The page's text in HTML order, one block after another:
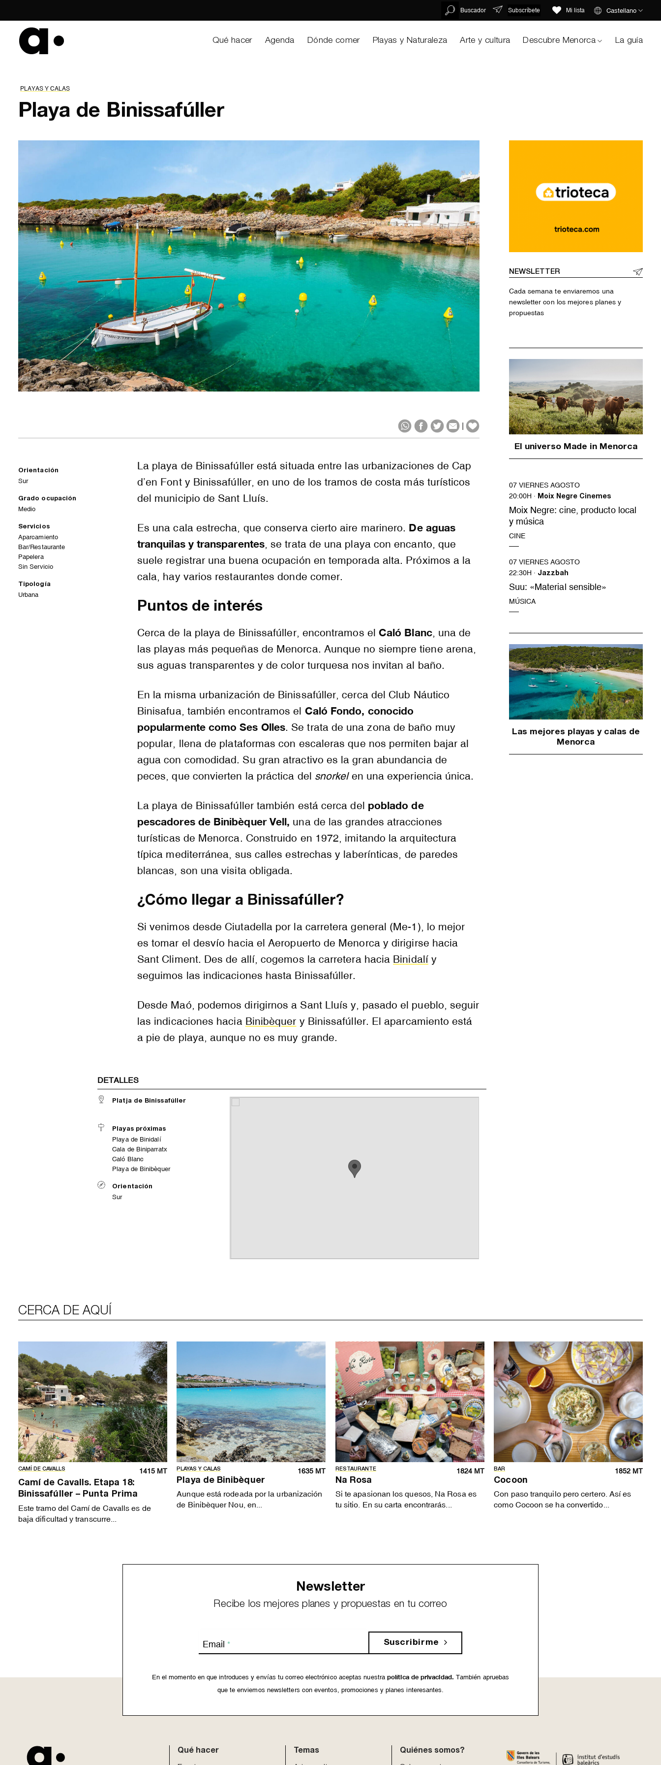
content
Buscador Subscríbete Mi lista Castellano
Qué hacer Agenda Dónde comer Playas y Naturaleza Arte y cultura Descubre Menorca La guía
PLAYAS Y CALAS
Playa de Binissafúller
|
Orientación
Sur
Grado ocupación
Medio
Servicios
Aparcamiento
Bar/Restaurante
Papelera
Sin Servicio
Tipología
Urbana
La playa de Binissafúller está situada entre las urbanizaciones de Cap
d’en Font y Binissafúller, en uno de los tramos de costa más turísticos
del municipio de Sant Lluís.
Es una cala estrecha, que conserva cierto aire marinero. De aguas
tranquilas y transparentes, se trata de una playa con encanto, que
suele registrar una buena ocupación en temporada alta. Próximos a la
cala, hay varios restaurantes donde comer.
Puntos de interés
Cerca de la playa de Binissafúller, encontramos el Caló Blanc, una de
las playas más pequeñas de Menorca. Aunque no siempre tiene arena,
sus aguas transparentes y de color turquesa nos invitan al baño.
En la misma urbanización de Binissafúller, cerca del Club Náutico
Binisafua, también encontramos el Caló Fondo, conocido
popularmente como Ses Olles. Se trata de una zona de baño muy
popular, llena de plataformas con escaleras que nos permiten bajar al
agua con comodidad. Su gran atractivo es la gran abundancia de
peces, que convierten la práctica del snorkelen una experiencia única.
La playa de Binissafúller también está cerca del poblado de
pescadores de Binibèquer Vell, una de las grandes atracciones
turísticas de Menorca. Construido en 1972, imitando la arquitectura
típica mediterránea, sus calles estrechas y laberínticas, de paredes
blancas, son una visita obligada.
¿Cómo llegar a Binissafúller?
Si venimos desde Ciutadella por la carretera general (Me-1), lo mejor
es tomar el desvío hacia el Aeropuerto de Menorca y dirigirse hacia
Sant Climent. Des de allí, cogemos la carretera hacia Binidalíy
seguimos las indicaciones hasta Binissafúller.
Desde Maó, podemos dirigirnos a Sant Lluís y, pasado el pueblo, seguir
las indicaciones hacia Binibèquer y Binissafúller. El aparcamiento está
a pie de playa, aunque no es muy grande.
DETALLES
Platja de Binissafúller
Playas próximas
Playa de Binidalí
Cala de Biniparratx
Caló Blanc
Playa de Binibèquer
Orientación
Sur
NEWSLETTER
Cada semana te enviaremos una
newsletter con los mejores planes y
propuestas
El universo Made in Menorca
07 VIERNES AGOSTO
20:00H · Moix Negre Cinemes
Moix Negre: cine, producto local
y música
CINE
07 VIERNES AGOSTO
22:30H · Jazzbah
Suu: «Material sensible»
MÚSICA
Las mejores playas y calas de
Menorca
CERCA DE AQUÍ
CAMÍ DE CAVALLS 1415 MT
Camí de Cavalls. Etapa 18:
Binissafúller – Punta Prima
Este tramo del Camí de Cavalls es de
baja dificultad y transcurre...
PLAYAS Y CALAS 1635 MT
Playa de Binibèquer
Aunque está rodeada por la urbanización
de Binibèquer Nou, en...
RESTAURANTE 1824 MT
Na Rosa
Si te apasionan los quesos, Na Rosa es
tu sitio. En su carta encontrarás...
BAR 1852 MT
Cocoon
Con paso tranquilo pero certero. Así es
como Cocoon se ha convertido...
Newsletter
Recibe los mejores planes y propuestas en tu correo
Email * Suscribirme
En el momento en que introduces y envías tu correo electrónico aceptas nuestrapolítica de privacidad. También apruebas
que te enviemos newsletters con eventos, promociones y planes interesantes.
Qué hacer Temas Quiénes somos?